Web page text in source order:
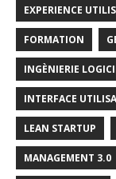
EXPERIENCE
FORMATION
INGÈNIERIE
INTERFACE
LEAN STARTUP
MANAGEMENT 3.0